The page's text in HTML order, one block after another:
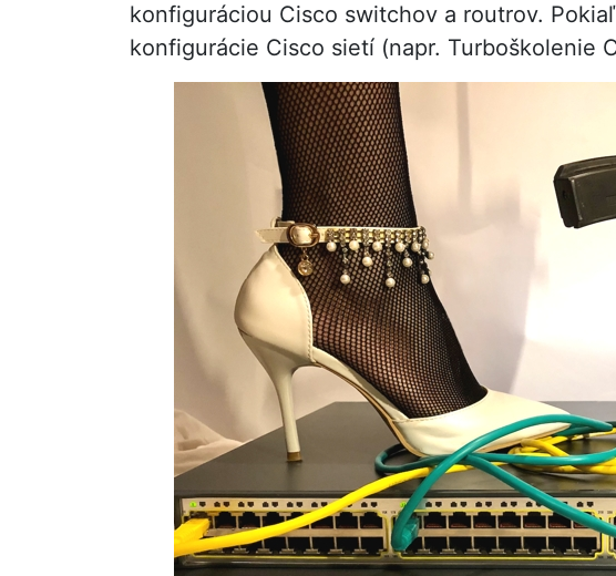
konfiguráciou Cisco switchov a routrov.
konfigurácie Cisco sietí (napr. Turboškolenie